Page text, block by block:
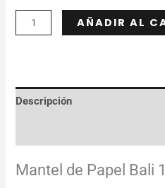
AÑADIR AL
Descripción
Mantel de Papel Bali